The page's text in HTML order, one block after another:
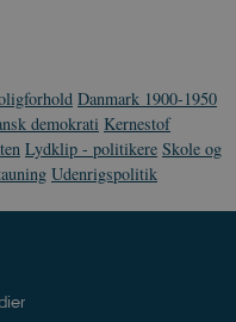
Danmark 1900-1950
demokrati Kernestof
Lydklip - politikere Skole og
Udenrigspolitik